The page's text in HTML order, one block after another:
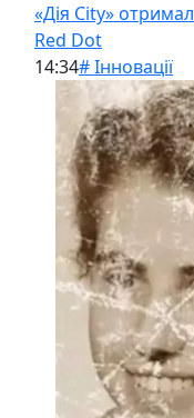
«Дія City»
Red Dot
14:34# Інновації